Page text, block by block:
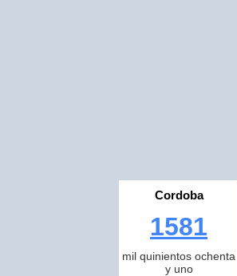
Cordoba
1581
mil quinientos ochenta
y uno